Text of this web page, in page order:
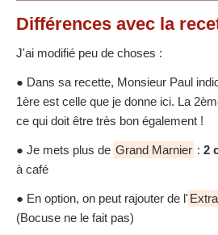
Différences avec la
J'ai modifié peu de choses :
● Dans sa recette, Monsieur Paul
1ère est celle que je donne ici. La
ce qui doit être très bon également !
● Je mets plus de Grand Marnier : 2
à café
● En option, on peut rajouter de l'
(Bocuse ne le fait pas)